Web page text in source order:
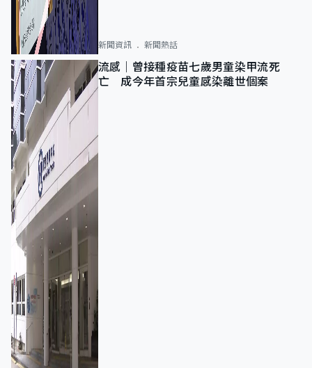
新聞資訊 新聞熱話
流感｜曾接種疫苗七歲男童染甲流死
亡 成今年首宗兒童感染離世個案